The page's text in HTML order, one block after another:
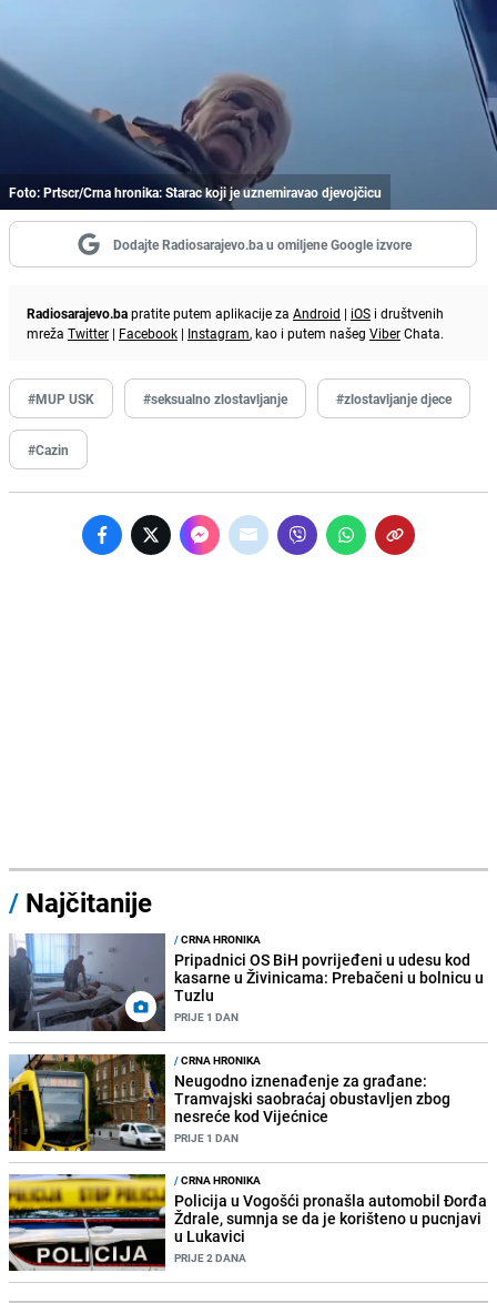
Foto: Prtscr/Crna hronika: Starac koji je uznemiravao djevojčicu
Dodajte Radiosarajevo.ba u omiljene Google izvore
Radiosarajevo.bapratite putem aplikacije za Android | iOS i društvenih
mreža Twitter | Facebook | Instagram, kao i putem našeg ViberChata.
#MUP USK #seksualno zlostavljanje #zlostavljanje djece
#Cazin
/ Najčitanije
/CRNA HRONIKA
Pripadnici OS BiH povrijeđeni u udesu kod
kasarne u Živinicama: Prebačeni u bolnicu u
Tuzlu
PRIJE 1 DAN
/CRNA HRONIKA
Neugodno iznenađenje za građane:
Tramvajski saobraćaj obustavljen zbog
nesreće kod Vijećnice
PRIJE 1 DAN
/CRNA HRONIKA
Policija u Vogošći pronašla automobil Đorđa
Ždrale, sumnja se da je korišteno u pucnjavi
u Lukavici
PRIJE 2 DANA